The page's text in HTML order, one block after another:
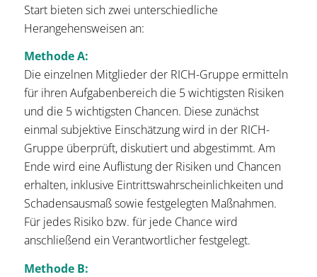
Start bieten sich zwei unterschiedliche
Herangehensweisen an:
Methode A:
Die einzelnen Mitglieder der RICH-Gruppe ermitteln
für ihren Aufgabenbereich die 5 wichtigsten Risiken
und die 5 wichtigsten Chancen. Diese zunächst
einmal subjektive Einschätzung wird in der RICH-
Gruppe überprüft, diskutiert und abgestimmt. Am
Ende wird eine Auflistung der Risiken und Chancen
erhalten, inklusive Eintrittswahrscheinlichkeiten und
Schadensausmaß sowie festgelegten Maßnahmen.
Für jedes Risiko bzw. für jede Chance wird
anschließend ein Verantwortlicher festgelegt.
Methode B: